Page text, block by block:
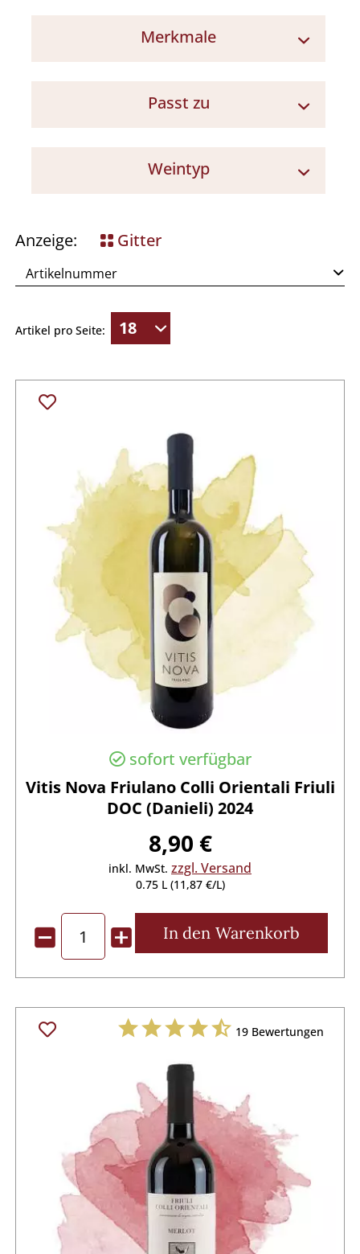
vollmundigMerkmale
Passt zu
Geflügel / helles Fleisch
Gegrilltem
Weintyp
Weißwein
Anzeige: Gitter
Artikel pro Seite:
sofort verfügbar
Vitis Nova Friulano Colli Orientali Friuli
DOC (Danieli) 2024
8,90 €
inkl. MwSt. zzgl. Versand
0.75 L (11,87 €/L)
In den Warenkorb
19Bewertungen